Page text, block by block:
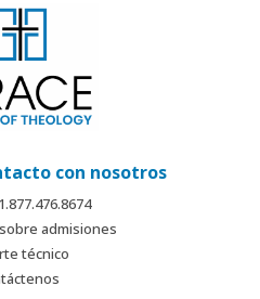
con nosotros
admisiones
técnico